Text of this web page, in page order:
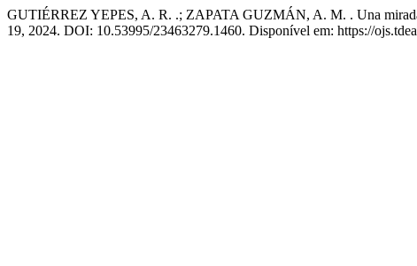
GUTIÉRREZ YEPES, A. R. .; ZAPATA GUZMÁN, A. M. . Una mirada
19, 2024. DOI: 10.53995/23463279.1460. Disponível em: https://